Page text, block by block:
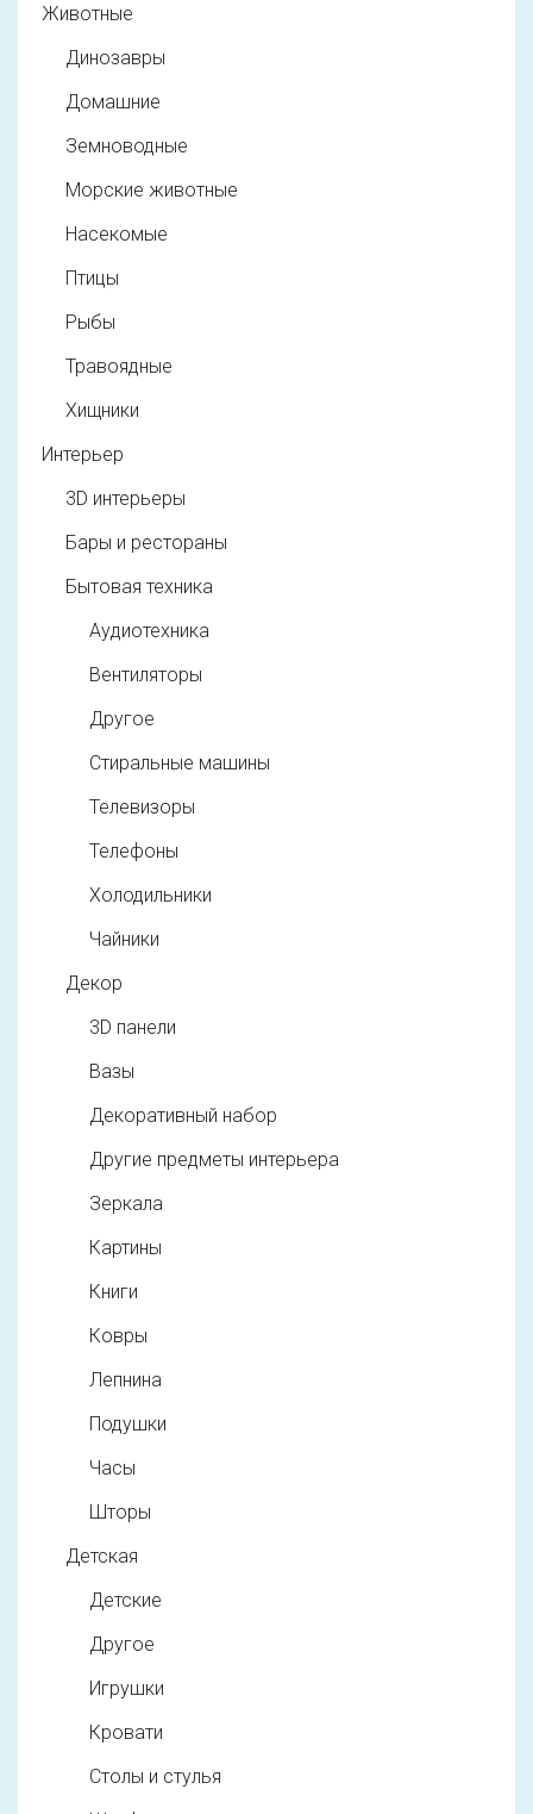
Животные
Динозавры
Домашние
Земноводные
Морские животные
Насекомые
Птицы
Рыбы
Травоядные
Хищники
Интерьер
3D интерьеры
Бары и рестораны
Бытовая техника
Аудиотехника
Вентиляторы
Другое
Стиральные машины
Телевизоры
Телефоны
Холодильники
Чайники
Декор
3D панели
Вазы
Декоративный набор
Другие предметы интерьера
Зеркала
Картины
Книги
Ковры
Лепнина
Подушки
Часы
Шторы
Детская
Детские
Другое
Игрушки
Кровати
Столы и стулья